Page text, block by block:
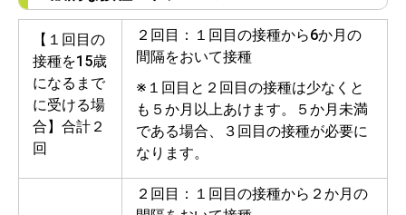
【１回目の
接種を15歳
になるまで
に受ける場
合】合計２
回
２回目：１回目の接種から6か月の
間隔をおいて接種
※１回目と２回目の接種は少なくと
も５か月以上あけます。５か月未満
である場合、３回目の接種が必要に
なります。
２回目：１回目の接種から２か月の